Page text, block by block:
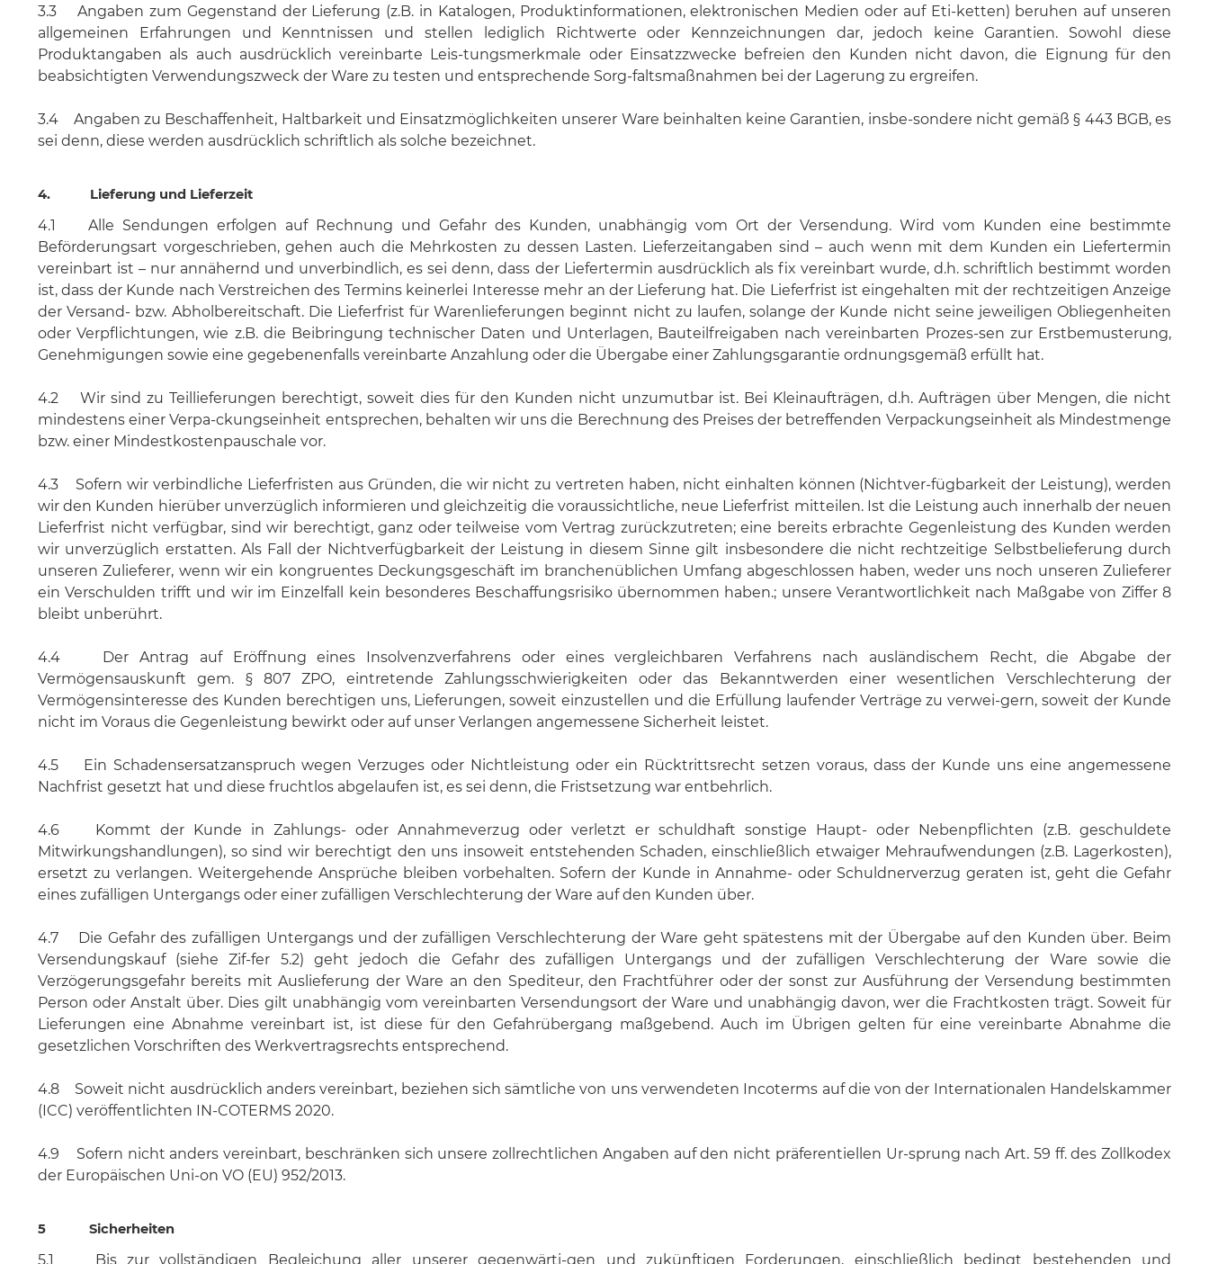
3.3 Angaben zum Gegenstand der Lieferung (z.B. in Katalogen, Produktinformationen, elektronischen Medien oder auf Eti-ketten) beruhen auf unseren
allgemeinen Erfahrungen und Kenntnissen und stellen lediglich Richtwerte oder Kennzeichnungen dar, jedoch keine Garantien. Sowohl diese
Produktangaben als auch ausdrücklich vereinbarte Leis-tungsmerkmale oder Einsatzzwecke befreien den Kunden nicht davon, die Eignung für den
beabsichtigten Verwendungszweck der Ware zu testen und entsprechende Sorg-faltsmaßnahmen bei der Lagerung zu ergreifen.
3.4 Angaben zu Beschaffenheit, Haltbarkeit und Einsatzmöglichkeiten unserer Ware beinhalten keine Garantien, insbe-sondere nicht gemäß § 443 BGB, es
sei denn, diese werden ausdrücklich schriftlich als solche bezeichnet.
4. Lieferung und Lieferzeit
4.1 Alle Sendungen erfolgen auf Rechnung und Gefahr des Kunden, unabhängig vom Ort der Versendung. Wird vom Kunden eine bestimmte
Beförderungsart vorgeschrieben, gehen auch die Mehrkosten zu dessen Lasten. Lieferzeitangaben sind – auch wenn mit dem Kunden ein Liefertermin
vereinbart ist – nur annähernd und unverbindlich, es sei denn, dass der Liefertermin ausdrücklich als fix vereinbart wurde, d.h. schriftlich bestimmt worden
ist, dass der Kunde nach Verstreichen des Termins keinerlei Interesse mehr an der Lieferung hat. Die Lieferfrist ist eingehalten mit der rechtzeitigen Anzeige
der Versand- bzw. Abholbereitschaft. Die Lieferfrist für Warenlieferungen beginnt nicht zu laufen, solange der Kunde nicht seine jeweiligen Obliegenheiten
oder Verpflichtungen, wie z.B. die Beibringung technischer Daten und Unterlagen, Bauteilfreigaben nach vereinbarten Prozes-sen zur Erstbemusterung,
Genehmigungen sowie eine gegebenenfalls vereinbarte Anzahlung oder die Übergabe einer Zahlungsgarantie ordnungsgemäß erfüllt hat.
4.2 Wir sind zu Teillieferungen berechtigt, soweit dies für den Kunden nicht unzumutbar ist. Bei Kleinaufträgen, d.h. Aufträgen über Mengen, die nicht
mindestens einer Verpa-ckungseinheit entsprechen, behalten wir uns die Berechnung des Preises der betreffenden Verpackungseinheit als Mindestmenge
bzw. einer Mindestkostenpauschale vor.
4.3 Sofern wir verbindliche Lieferfristen aus Gründen, die wir nicht zu vertreten haben, nicht einhalten können (Nichtver-fügbarkeit der Leistung), werden
wir den Kunden hierüber unverzüglich informieren und gleichzeitig die voraussichtliche, neue Lieferfrist mitteilen. Ist die Leistung auch innerhalb der neuen
Lieferfrist nicht verfügbar, sind wir berechtigt, ganz oder teilweise vom Vertrag zurückzutreten; eine bereits erbrachte Gegenleistung des Kunden werden
wir unverzüglich erstatten. Als Fall der Nichtverfügbarkeit der Leistung in diesem Sinne gilt insbesondere die nicht rechtzeitige Selbstbelieferung durch
unseren Zulieferer, wenn wir ein kongruentes Deckungsgeschäft im branchenüblichen Umfang abgeschlossen haben, weder uns noch unseren Zulieferer
ein Verschulden trifft und wir im Einzelfall kein besonderes Beschaffungsrisiko übernommen haben.; unsere Verantwortlichkeit nach Maßgabe von Ziffer 8
bleibt unberührt.
4.4 Der Antrag auf Eröffnung eines Insolvenzverfahrens oder eines vergleichbaren Verfahrens nach ausländischem Recht, die Abgabe der
Vermögensauskunft gem. § 807 ZPO, eintretende Zahlungsschwierigkeiten oder das Bekanntwerden einer wesentlichen Verschlechterung der
Vermögensinteresse des Kunden berechtigen uns, Lieferungen, soweit einzustellen und die Erfüllung laufender Verträge zu verwei-gern, soweit der Kunde
nicht im Voraus die Gegenleistung bewirkt oder auf unser Verlangen angemessene Sicherheit leistet.
4.5 Ein Schadensersatzanspruch wegen Verzuges oder Nichtleistung oder ein Rücktrittsrecht setzen voraus, dass der Kunde uns eine angemessene
Nachfrist gesetzt hat und diese fruchtlos abgelaufen ist, es sei denn, die Fristsetzung war entbehrlich.
4.6 Kommt der Kunde in Zahlungs- oder Annahmeverzug oder verletzt er schuldhaft sonstige Haupt- oder Nebenpflichten (z.B. geschuldete
Mitwirkungshandlungen), so sind wir berechtigt den uns insoweit entstehenden Schaden, einschließlich etwaiger Mehraufwendungen (z.B. Lagerkosten),
ersetzt zu verlangen. Weitergehende Ansprüche bleiben vorbehalten. Sofern der Kunde in Annahme- oder Schuldnerverzug geraten ist, geht die Gefahr
eines zufälligen Untergangs oder einer zufälligen Verschlechterung der Ware auf den Kunden über.
4.7 Die Gefahr des zufälligen Untergangs und der zufälligen Verschlechterung der Ware geht spätestens mit der Übergabe auf den Kunden über. Beim
Versendungskauf (siehe Zif-fer 5.2) geht jedoch die Gefahr des zufälligen Untergangs und der zufälligen Verschlechterung der Ware sowie die
Verzögerungsgefahr bereits mit Auslieferung der Ware an den Spediteur, den Frachtführer oder der sonst zur Ausführung der Versendung bestimmten
Person oder Anstalt über. Dies gilt unabhängig vom vereinbarten Versendungsort der Ware und unabhängig davon, wer die Frachtkosten trägt. Soweit für
Lieferungen eine Abnahme vereinbart ist, ist diese für den Gefahrübergang maßgebend. Auch im Übrigen gelten für eine vereinbarte Abnahme die
gesetzlichen Vorschriften des Werkvertragsrechts entsprechend.
4.8 Soweit nicht ausdrücklich anders vereinbart, beziehen sich sämtliche von uns verwendeten Incoterms auf die von der Internationalen Handelskammer
(ICC) veröffentlichten IN-COTERMS 2020.
4.9 Sofern nicht anders vereinbart, beschränken sich unsere zollrechtlichen Angaben auf den nicht präferentiellen Ur-sprung nach Art. 59 ff. des Zollkodex
der Europäischen Uni-on VO (EU) 952/2013.
5 Sicherheiten
5.1 Bis zur vollständigen Begleichung aller unserer gegenwärti-gen und zukünftigen Forderungen, einschließlich bedingt bestehenden und